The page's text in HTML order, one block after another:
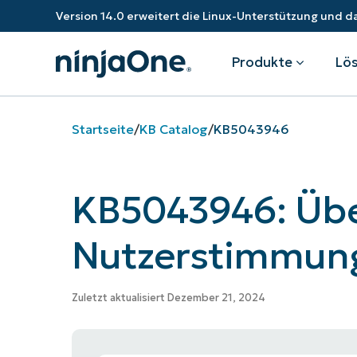
Version 14.0 erweitert die Linux-Unterstützung und
Produkte
Produkte
Endpunkt-Management
RMM
Autonomes Patch-Management
Endpunktsicherheit
Nach Industrie
Technologieunternehmen
Gesundheitswesen
Bundesregierung
Staatliche Institutionen
Bildungssektor
Finanzinstitute
Partner
Überblick
Expandieren Sie Ihr Geschäft und
Value-Added-Reseller
Ressourcen
Ressourcen-Center
Blog
ROI-Rechner
Trust Center
Startseite/KB Catalog/KB5043946
KB5043946:
Zuletzt aktualisiert Dezember 21, 2024